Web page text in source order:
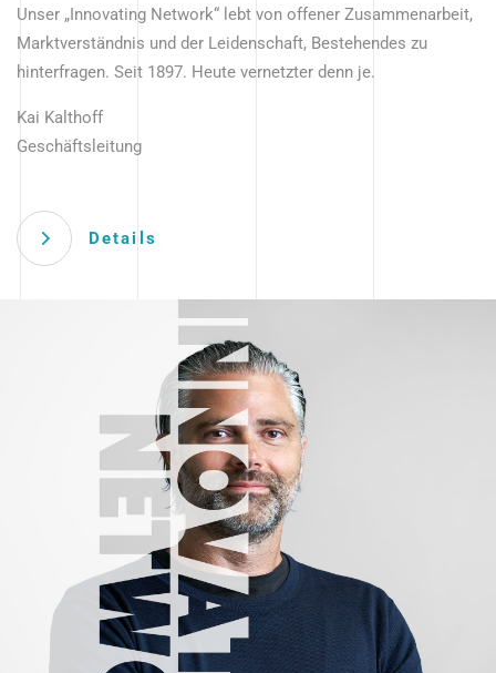
Unser „Innovating Network“ lebt von offener Zusammenarbeit,
Marktverständnis und der Leidenschaft, Bestehendes zu
hinterfragen. Seit 1897. Heute vernetzter denn je.
Kai Kalthoff
Geschäftsleitung
Details